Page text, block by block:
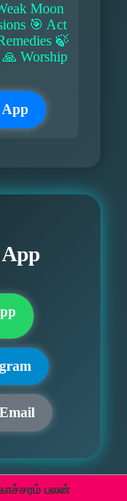
Moon
🎯 Act
🍃
Worship
App
Email
பலன்